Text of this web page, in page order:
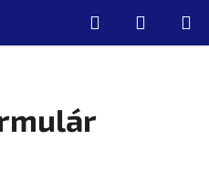
Hľadať
KOŠÍK